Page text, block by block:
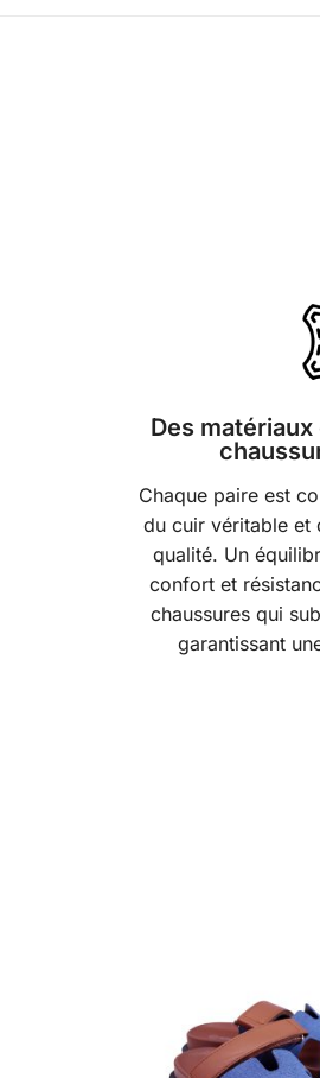
Des
Chaque paire est
du cuir véritable et
qualité. Un
confort et
chaussures qui
garantissant